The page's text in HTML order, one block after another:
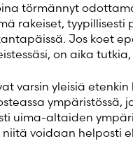
törmännyt
rakeiset, tyypillisesti
Jos koet
on aika tutkia,
varsin yleisiä
ympäristössä,
uima-altaiden
niitä voidaan helposti